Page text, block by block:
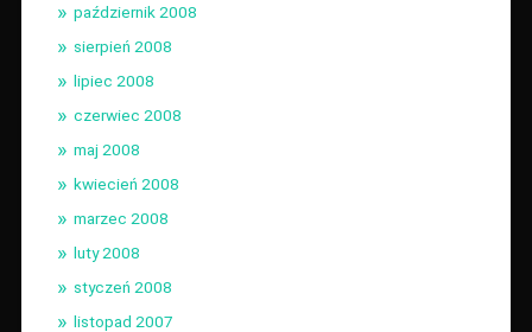
październik 2008
sierpień 2008
lipiec 2008
czerwiec 2008
maj 2008
kwiecień 2008
marzec 2008
luty 2008
styczeń 2008
listopad 2007